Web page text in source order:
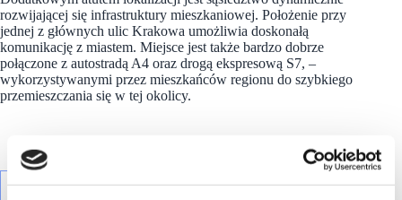
rozwijającej się infrastruktury mieszkaniowej. Położenie przy
jednej z głównych ulic Krakowa umożliwia doskonałą
komunikację z miastem. Miejsce jest także bardzo dobrze
połączone z autostradą A4 oraz drogą ekspresową S7, –
wykorzystywanymi przez mieszkańców regionu do szybkiego
przemieszczania się w tej okolicy.